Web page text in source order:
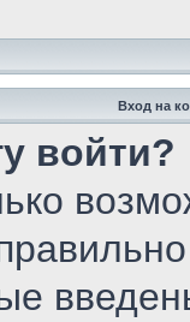
Вход на
войти?